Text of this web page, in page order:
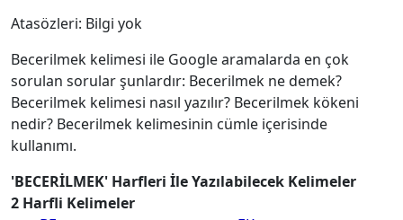
Atasözleri: Bilgi yok
Becerilmek kelimesi ile Google aramalarda en çok
sorulan sorular şunlardır: Becerilmek ne demek?
Becerilmek kelimesi nasıl yazılır? Becerilmek kökeni
nedir? Becerilmek kelimesinin cümle içerisinde
kullanımı.
'BECERİLMEK' Harfleri İle Yazılabilecek Kelimeler
2 Harfli Kelimeler